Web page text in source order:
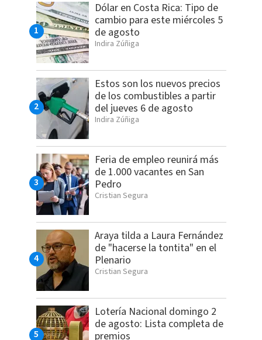
Dólar en Costa Rica: Tipo de
cambio para este miércoles 5
de agosto
Indira Zúñiga
Estos son los nuevos precios
de los combustibles a partir
del jueves 6 de agosto
Indira Zúñiga
Feria de empleo reunirá más
de 1.000 vacantes en San
Pedro
Cristian Segura
Araya tilda a Laura Fernández
de "hacerse la tontita" en el
Plenario
Cristian Segura
Lotería Nacional domingo 2
de agosto: Lista completa de
premios